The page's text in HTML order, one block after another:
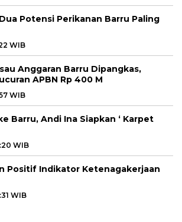
Potensi Perikanan Barru Paling
WIB
Anggaran Barru Dipangkas,
APBN Rp 400 M
WIB
Barru, Andi Ina Siapkan ‘ Karpet
WIB
Positif Indikator Ketenagakerjaan
WIB